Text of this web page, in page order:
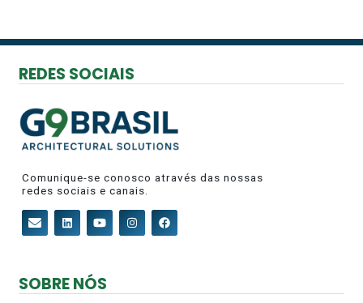
REDES SOCIAIS
Comunique-se conosco através das nossas
redes sociais e canais.
SOBRE NÓS